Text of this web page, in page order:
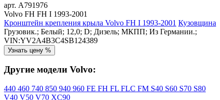
арт. A791976
Volvo FH FH I 1993-2001
Кронштейн крепления крыла Volvo FH I 1993-2001 Кузовщина
Грузовик.; Белый; 12,0; D; Дизель; МКПП; Из Германии.;
VIN:YV2A4B3C4SB124389
Узнать цену %
Другие модели Volvo:
440 460 740 850 940 960 FE FH FL FLC FM S40 S60 S70 S80
V40 V50 V70 XC90